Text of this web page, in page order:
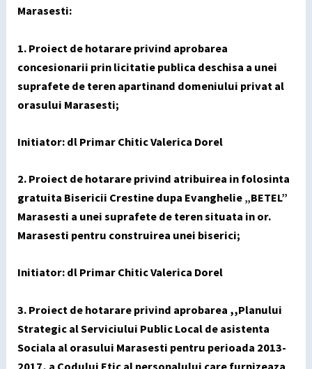
Marasesti:
1. Proiect de hotarare privind aprobarea
concesionarii prin licitatie publica deschisa a unei
suprafete de teren apartinand domeniului privat al
orasului Marasesti;
Initiator: dl Primar Chitic Valerica Dorel
2. Proiect de hotarare privind atribuirea in folosinta
gratuita Bisericii Crestine dupa Evanghelie „BETEL”
Marasesti a unei suprafete de teren situata in or.
Marasesti pentru construirea unei biserici;
Initiator: dl Primar Chitic Valerica Dorel
3. Proiect de hotarare privind aprobarea ,,Planului
Strategic al Serviciului Public Local de asistenta
Sociala al orasului Marasesti pentru perioada 2013-
2017, a Codului Etic al personalului care furnizeaza